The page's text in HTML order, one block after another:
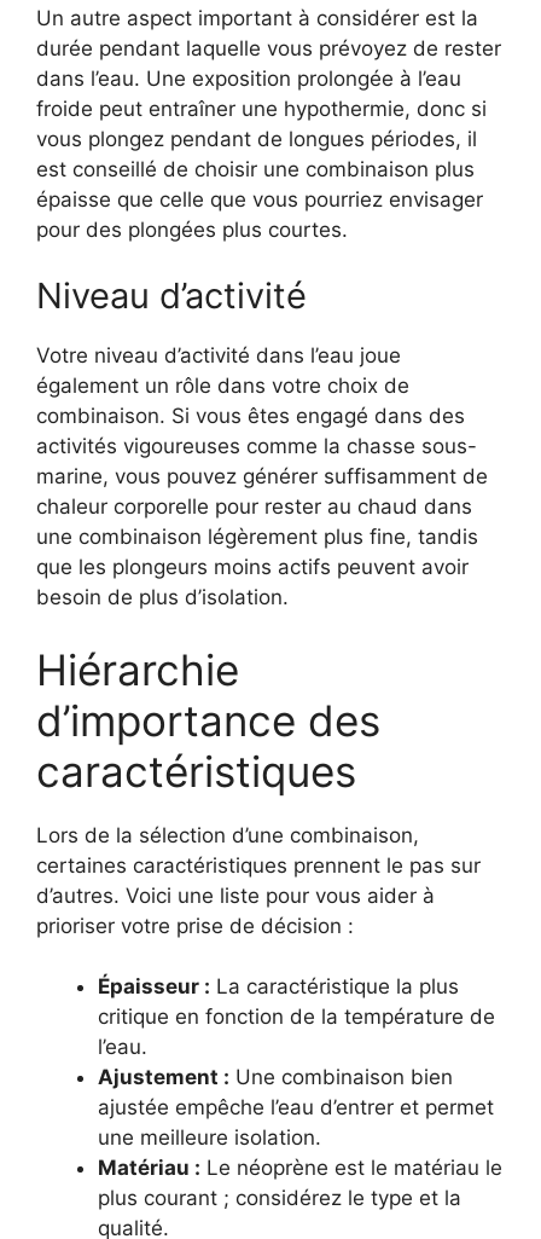
Un autre aspect important à considérer est la
durée pendant laquelle vous prévoyez de rester
dans l’eau. Une exposition prolongée à l’eau
froide peut entraîner une hypothermie, donc si
vous plongez pendant de longues périodes, il
est conseillé de choisir une combinaison plus
épaisse que celle que vous pourriez envisager
pour des plongées plus courtes.
Niveau d’activité
Votre niveau d’activité dans l’eau joue
également un rôle dans votre choix de
combinaison. Si vous êtes engagé dans des
activités vigoureuses comme la chasse sous-
marine, vous pouvez générer suffisamment de
chaleur corporelle pour rester au chaud dans
une combinaison légèrement plus fine, tandis
que les plongeurs moins actifs peuvent avoir
besoin de plus d’isolation.
Hiérarchie
d’importance des
caractéristiques
Lors de la sélection d’une combinaison,
certaines caractéristiques prennent le pas sur
d’autres. Voici une liste pour vous aider à
prioriser votre prise de décision :
Épaisseur : La caractéristique la plus
critique en fonction de la température de
l’eau.
Ajustement : Une combinaison bien
ajustée empêche l’eau d’entrer et permet
une meilleure isolation.
Matériau : Le néoprène est le matériau le
plus courant ; considérez le type et la
qualité.